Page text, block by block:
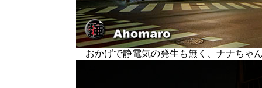
おかげで静電気の発生も無く、ナナちゃ